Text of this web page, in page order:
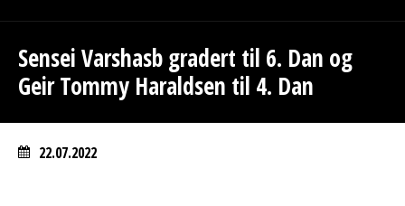
Sensei Varshasb gradert til 6. Dan og
Geir Tommy Haraldsen til 4. Dan
22.07.2022